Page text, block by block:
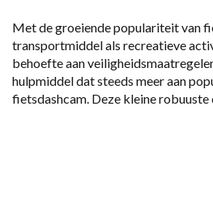
Met de groeiende populariteit van
transportmiddel als recreatieve
behoefte aan
hulpmiddel dat steeds meer aan
fietsdashcam. Deze kleine robuuste